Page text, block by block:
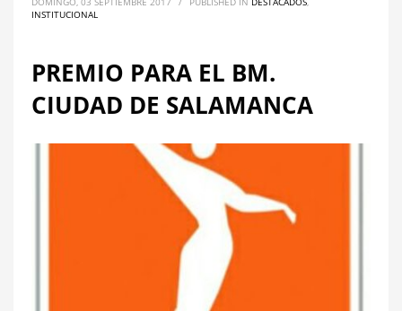
INSTITUCIONAL
PREMIO PARA EL BM.
CIUDAD DE SALAMANCA